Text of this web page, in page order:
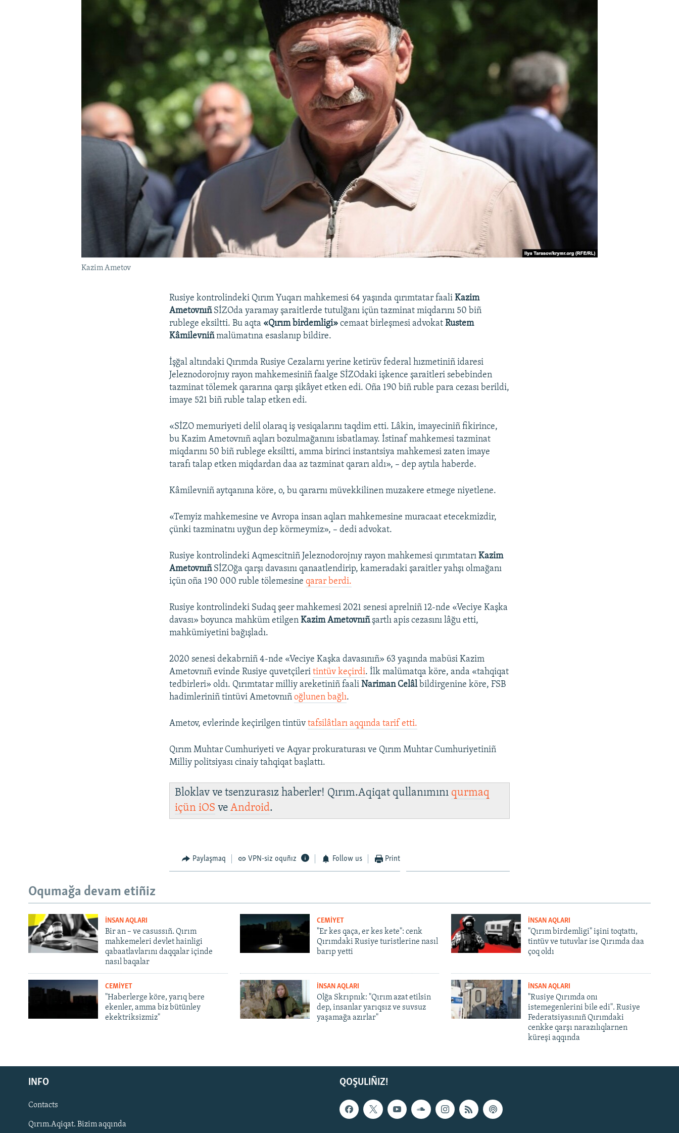
Русский
Українською
QOŞULIÑIZ!
Kazim Ametov
Rusiye kontrolindeki Qırım Yuqarı mahkemesi 64 yaşında qırımtatar faaliKazim
Ametovnıñ SİZOda yaramay şaraitlerde tutulğanı içün tazminat miqdarını 50 biñ
rublege eksiltti. Bu aqta «Qırım birdemligi» cemaat birleşmesi advokatRustem
Kâmilevniñmalümatına esaslanıp bildire.
İşğal altındaki Qırımda Rusiye Cezalarnı yerine ketirüv federal hızmetiniñ idaresi
Jeleznodorojnıy rayon mahkemesiniñ faalge SİZOdaki işkence şaraitleri sebebinden
tazminat tölemek qararına qarşı şikâyet etken edi. Oña 190 biñ ruble para cezası berildi,
imaye 521 biñ ruble talap etken edi.
«SİZO memuriyeti delil olaraq iş vesiqalarını taqdim etti. Lâkin, imayeciniñ fikirince,
bu Kazim Ametovnıñ aqları bozulmağanını isbatlamay. İstinaf mahkemesi tazminat
miqdarını 50 biñ rublege eksiltti, amma birinci instantsiya mahkemesi zaten imaye
tarafı talap etken miqdardan daa az tazminat qararı aldı», – dep aytıla haberde.
Kâmilevniñ aytqanına köre, o, bu qararnı müvekkilinen muzakere etmege niyetlene.
«Temyiz mahkemesine ve Avropa insan aqları mahkemesine muracaat etecekmizdir,
çünki tazminatnı uyğun dep körmeymiz», – dedi advokat.
Rusiye kontrolindeki Aqmescitniñ Jeleznodorojnıy rayon mahkemesi qırımtatarıKazim
Ametovnıñ SİZOğa qarşı davasını qanaatlendirip, kameradaki şaraitler yahşı olmağanı
içün oña 190 000 ruble tölemesineqarar berdi.
Rusiye kontrolindeki Sudaq şeer mahkemesi 2021 senesi aprelniñ 12-nde «Veciye Kaşka
davası» boyunca mahküm etilgenKazim Ametovnıñşartlı apis cezasını lâğu etti,
mahkümiyetini bağışladı.
2020 senesi dekabrniñ 4-nde «Veciye Kaşka davasınıñ» 63 yaşında mabüsi Kazim
Ametovnıñ evinde Rusiye quvetçileritintüv keçirdi. İlk malümatqa köre, anda «tahqiqat
tedbirleri» oldı. Qırımtatar milliy areketiniñ faaliNariman Celâl bildirgenine köre, FSB
hadimleriniñ tintüvi Ametovnıñoğlunen bağlı.
Ametov, evlerinde keçirilgen tintüvtafsilâtları aqqında tarif etti.
Qırım Muhtar Cumhuriyeti ve Aqyar prokuraturası ve Qırım Muhtar Cumhuriyetiniñ
Milliy politsiyası cinaiy tahqiqat başlattı.
Bloklav ve tsenzurasız haberler! Qırım.Aqiqat qullanımını qurmaq
içüniOS veAndroid.
Paylaşmaq VPN-siz oquñız Follow us Print
Oqumağa devam etiñiz
İNSAN AQLARI
Bir an – ve casussıñ. Qırım
mahkemeleri devlet hainligi
qabaatlavlarını daqqalar içinde
nasıl baqalar
CEMİYET
"Er kes qaça, er kes kete": cenk
Qırımdaki Rusiye turistlerine nasıl
barıp yetti
İNSAN AQLARI
"Qırım birdemligi" işini toqtattı,
tintüv ve tutuvlar ise Qırımda daa
çoq oldı
CEMİYET
"Haberlerge köre, yarıq bere
ekenler, amma biz bütünley
ekektriksizmiz"
İNSAN AQLARI
Olğa Skrıpnık: "Qırım azat etilsin
dep, insanlar yarıqsız ve suvsuz
yaşamağa azırlar"
İNSAN AQLARI
"Rusiye Qırımda onı
istemegenlerini bile edi". Rusiye
Federatsiyasınıñ Qırımdaki
cenkke qarşı narazılıqlarnen
küreşi aqqında
QOŞULIÑIZ!
INFO
Contacts
Qırım.Aqiqat. Bizim aqqında